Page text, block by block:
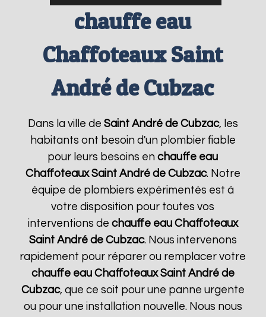
chauffe eau
Chaffoteaux Saint
André de Cubzac
Dans la ville de Saint André de Cubzac, les
habitants ont besoin d'un plombier fiable
pour leurs besoins enchauffe eau
Chaffoteaux Saint André de Cubzac. Notre
équipe de plombiers expérimentés est à
votre disposition pour toutes vos
interventions de chauffe eau Chaffoteaux
Saint André de Cubzac. Nous intervenons
rapidement pour réparer ou remplacer votre
chauffe eau Chaffoteaux Saint André de
Cubzac, que ce soit pour une panne urgente
ou pour une installation nouvelle. Nous nous